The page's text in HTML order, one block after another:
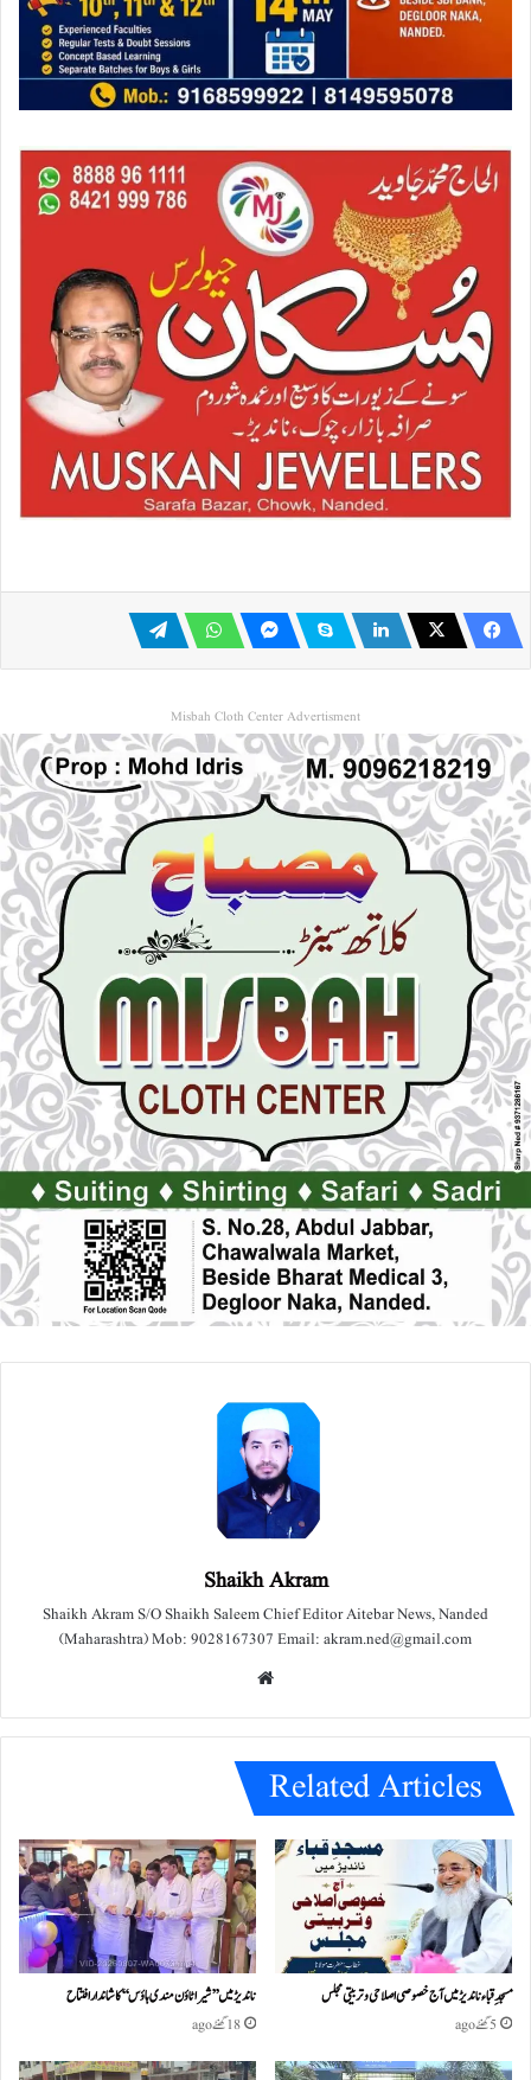
Misbah Cloth Center Advertisment
Shaikh Akram
Shaikh Akram S/O Shaikh Saleem Chief Editor Aitebar News, Nanded
(Maharashtra) Mob: 9028167307 Email: akram.ned@gmail.com
e
Related Articles
مسجدِ قباء ناندیڑ میں آج خصوصی اصلاحی و تربیتی مجلس
5 گھنٹے ago
ناندیڑ میں ’’شیرا ٹاؤن مندی ہاؤس‘‘ کا شاندار افتتاح
18 گھنٹے ago